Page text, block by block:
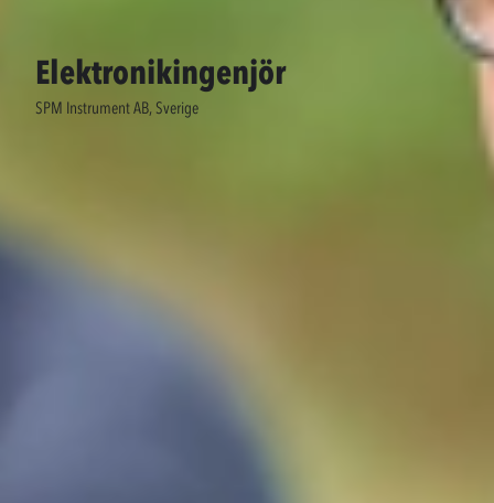
Elektronikingenjör
SPM Instrument AB, Sverige